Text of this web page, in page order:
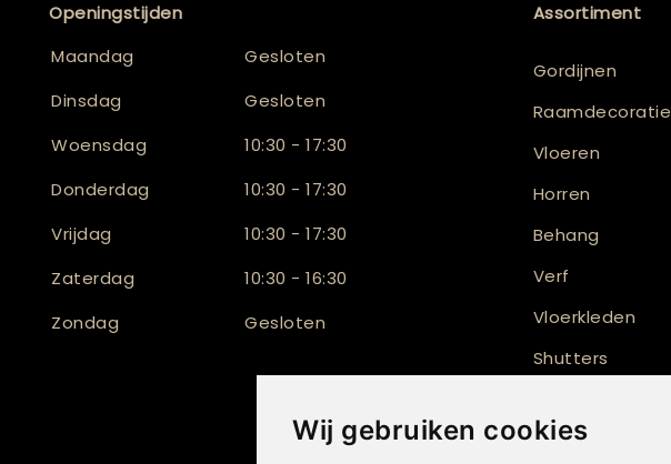
Wij gebruiken cookies
Openingstijden
Maandag
Gesloten
Dinsdag
Gesloten
Woensdag
10:30 - 17:30
Donderdag
10:30 - 17:30
Vrijdag
10:30 - 17:30
Zaterdag
10:30 - 16:30
Zondag
Gesloten
Assortiment
Gordijnen
Raamdecoratie
Vloeren
Horren
Behang
Verf
Vloerkleden
Shutters